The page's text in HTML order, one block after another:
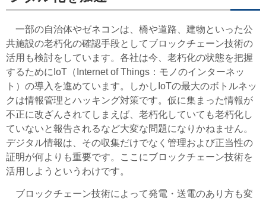
一部の自治体やゼネコンは、橋や道路、建物といった公
共施設の老朽化の確認手段としてブロックチェーン技術の
活用も検討をしています。各社は今、老朽化の状態を把握
するためにIoT（Internet of Things：モノのインターネッ
ト）の導入を進めています。しかしIoTの最大のボトルネッ
クは情報管理とハッキング対策です。仮に集まった情報が
不正に改ざんされてしまえば、老朽化していても老朽化し
ていないと報告されるなど大変な問題になりかねません。
デジタル情報は、その収集だけでなく管理および正当性の
証明が何よりも重要です。ここにブロックチェーン技術を
活用しようというわけです。
ブロックチェーン技術によって発電・送電のあり方も変